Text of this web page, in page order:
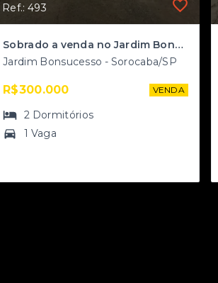
Ref.: 493
Sobrado a venda no Jardim Bonsucesso
Jardim Bonsucesso - Sorocaba/SP
R$300.000 VENDA
2 Dormitórios
1 Vaga